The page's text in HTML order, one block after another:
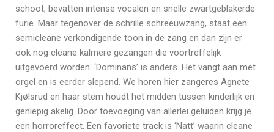
schoot, bevatten intense vocalen en snelle zwartgeblakerde
furie. Maar tegenover de schrille schreeuwzang, staat een
semicleane verkondigende toon in de zang en dan zijn er
ook nog cleane kalmere gezangen die voortreffelijk
uitgevoerd worden. ‘Dominans’ is anders. Het vangt aan met
orgel en is eerder slepend. We horen hier zangeres Agnete
Kjølsrud en haar stem houdt het midden tussen kinderlijk en
geniepig akelig. Door toevoeging van allerlei geluiden krijg je
een horroreffect. Een favoriete track is ‘Natt’ waarin cleane